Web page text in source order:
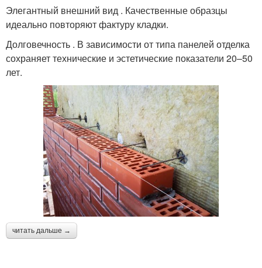
Элегантный внешний вид . Качественные образцы
идеально повторяют фактуру кладки.
Долговечность . В зависимости от типа панелей отделка
сохраняет технические и эстетические показатели 20–50
лет.
читать дальше →